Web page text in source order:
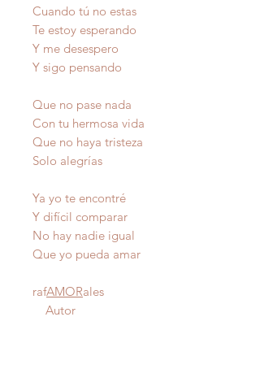
Cuando tú no estas
Te estoy esperando
Y me desespero
Y sigo pensando
Que no pase nada
Con tu hermosa vida
Que no haya tristeza
Solo alegrías
Ya yo te encontré
Y difícil comparar
No hay nadie igual
Que yo pueda amar
rafAMORales
Autor